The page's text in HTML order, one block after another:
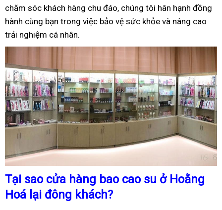
chăm sóc khách hàng chu đáo, chúng tôi hân hạnh đồng
hành cùng bạn trong việc bảo vệ sức khỏe và nâng cao
trải nghiệm cá nhân.
Tại sao cửa hàng bao cao su ở Hoằng
Hoá lại đông khách?